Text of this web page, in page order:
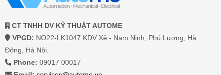
CT TNHH DV KỸ THUẬT AUTOME
VPGD: NO22-LK1047 KDV Xê - Nam Ninh, Phú Lương, Hà
Đông, Hà Nội.
Phone: 09017 00017